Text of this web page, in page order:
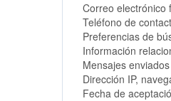
Correo electrónico
Teléfono de
Preferencias de
Información
Mensajes
Dirección IP,
Fecha de